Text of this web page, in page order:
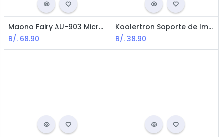
Maono Fairy AU-903 Micrófono Podcast Multifuncional / USB / Nedro
B/. 68.90
Koolertron Soporte de Impacto para Micrófono / 50mm / Negro
B/. 38.90